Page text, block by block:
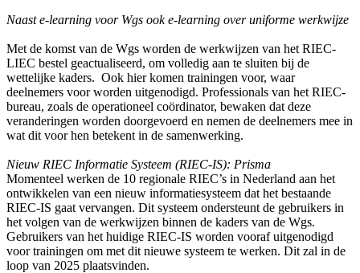
Naast e-learning voor Wgs ook e-learning over uniforme werkwijze
Met de komst van de Wgs worden de werkwijzen van het RIEC-
LIEC bestel geactualiseerd, om volledig aan te sluiten bij de
wettelijke kaders. Ook hier komen trainingen voor, waar
deelnemers voor worden uitgenodigd. Professionals van het RIEC-
bureau, zoals de operationeel coördinator, bewaken dat deze
veranderingen worden doorgevoerd en nemen de deelnemers mee in
wat dit voor hen betekent in de samenwerking.
Nieuw RIEC Informatie Systeem (RIEC-IS): Prisma
Momenteel werken de 10 regionale RIEC’s in Nederland aan het
ontwikkelen van een nieuw informatiesysteem dat het bestaande
RIEC-IS gaat vervangen. Dit systeem ondersteunt de gebruikers in
het volgen van de werkwijzen binnen de kaders van de Wgs.
Gebruikers van het huidige RIEC-IS worden vooraf uitgenodigd
voor trainingen om met dit nieuwe systeem te werken. Dit zal in de
loop van 2025 plaatsvinden.